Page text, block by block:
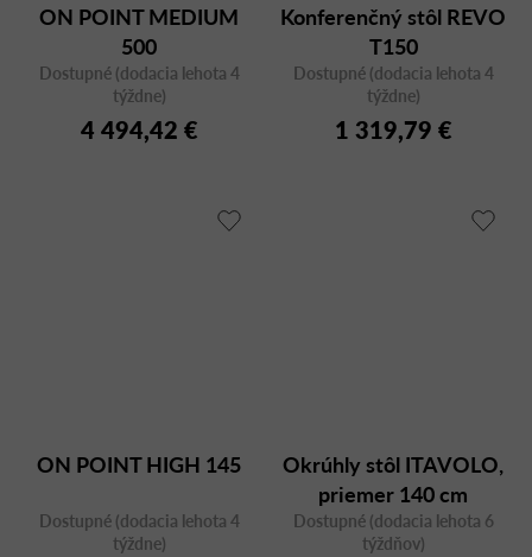
ON POINT MEDIUM
500
Dostupné (dodacia lehota 4
týždne)
4 494,42 €
Konferenčný stôl REVO
T150
Dostupné (dodacia lehota 4
týždne)
1 319,79 €
ON POINT HIGH 145
Dostupné (dodacia lehota 4
týždne)
Okrúhly stôl ITAVOLO,
priemer 140 cm
Dostupné (dodacia lehota 6
týždňov)